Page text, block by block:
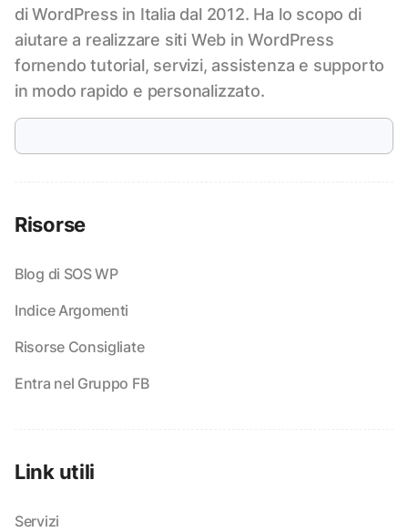
di WordPress in Italia dal 2012. Ha lo scopo di
aiutare a realizzare siti Web in WordPress
fornendo tutorial, servizi, assistenza e supporto
in modo rapido e personalizzato.
Risorse
Blog di SOS WP
Indice Argomenti
Risorse Consigliate
Entra nel Gruppo FB
Link utili
Servizi